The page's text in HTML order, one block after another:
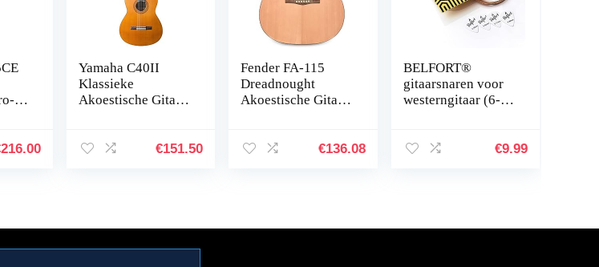
216.00
Yamaha C40II
Klassieke
Akoestische Gitaar,
Natuurlijk
€151.50
Fender FA-115
Dreadnought
Akoestische Gitaar
Gitaar Gigbag,
€136.08
BELFORT®
gitaarsnaren voor
westerngitaar (6-
akoestische gitaar
strings + extra 1st
€9.99